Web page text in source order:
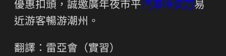
優惠扣頭，誠邀廣年夜市平汽車冷氣芯易
近游客暢游潮州。
翻譯：雷亞會（實習）